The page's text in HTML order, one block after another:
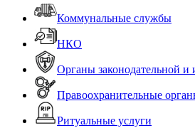
Коммунальные службы
НКО
Органы законодательной и
Правоохранительные
Ритуальные услуги